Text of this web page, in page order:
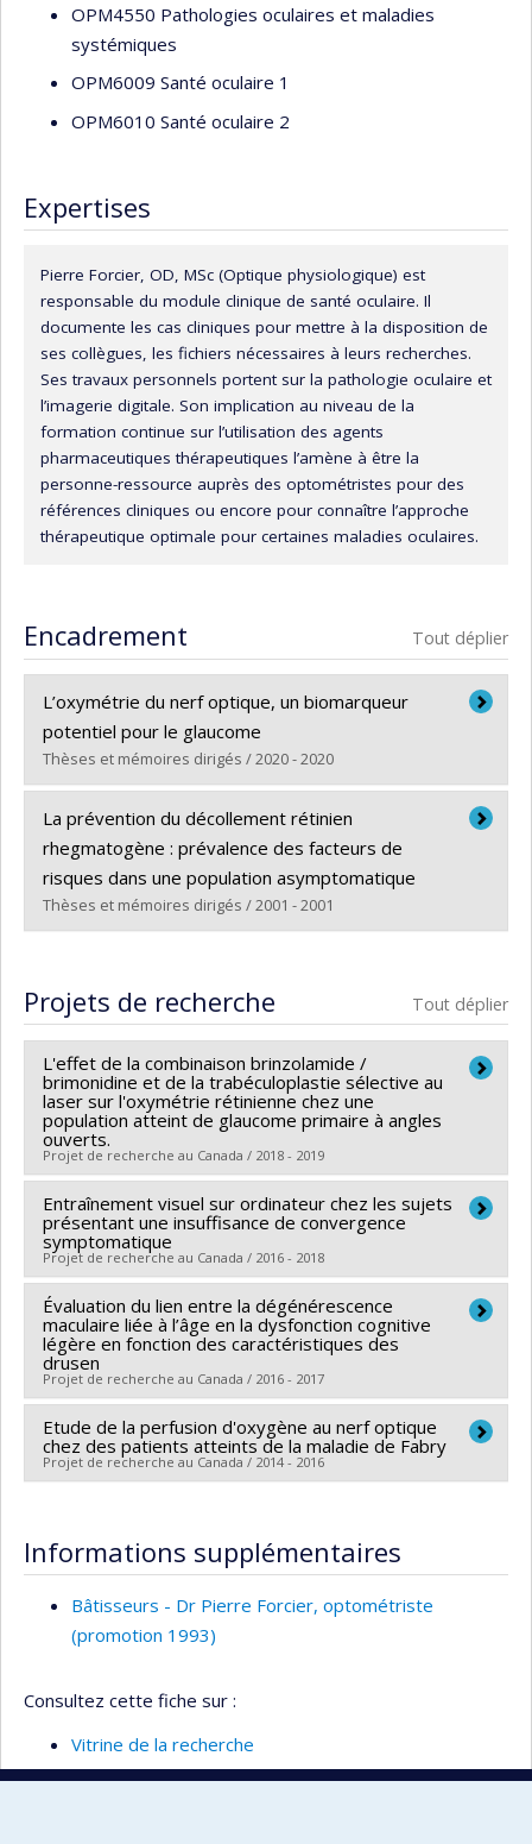
OPM4550 Pathologies oculaires et maladies
systémiques
OPM6009 Santé oculaire 1
OPM6010 Santé oculaire 2
Expertises
Pierre Forcier, OD, MSc (Optique physiologique) est
responsable du module clinique de santé oculaire. Il
documente les cas cliniques pour mettre à la disposition de
ses collègues, les fichiers nécessaires à leurs recherches.
Ses travaux personnels portent sur la pathologie oculaire et
l’imagerie digitale. Son implication au niveau de la
formation continue sur l’utilisation des agents
pharmaceutiques thérapeutiques l’amène à être la
personne-ressource auprès des optométristes pour des
références cliniques ou encore pour connaître l’approche
thérapeutique optimale pour certaines maladies oculaires.
Encadrement Tout déplier
L’oxymétrie du nerf optique, un biomarqueur
potentiel pour le glaucome
Thèses et mémoires dirigés / 2020 - 2020
Diplômé(e) :Messier, Kevin
Cycle :Maîtrise
Diplôme obtenu :M. Sc.
Lien vers le document dans Papyrus
La prévention du décollement rétinien
rhegmatogène : prévalence des facteurs de
risques dans une population asymptomatique
Thèses et mémoires dirigés / 2001 - 2001
Cycle :Maîtrise
Diplôme obtenu :M. Sc.
Lien vers le document dans Papyrus
Projets de recherche Tout déplier
L'effet de la combinaison brinzolamide /
brimonidine et de la trabéculoplastie sélective au
laser sur l'oxymétrie rétinienne chez une
population atteint de glaucome primaire à angles
ouverts.
Projet de recherche au Canada / 2018 - 2019
Chercheur principal : Pierre Forcier
Sources de financement :Fonds de fiducie des
optométristes canadiens pour l'éducation
Programmes de subvention :
Entraînement visuel sur ordinateur chez les sujets
présentant une insuffisance de convergence
symptomatique
Projet de recherche au Canada / 2016 - 2018
Chercheur principal : Marie-Ève Corbeil
Co-chercheurs : Pierre Forcier
Sources de financement :
optométristes canadiens pour l'éducation
Programmes de subvention :
Évaluation du lien entre la dégénérescence
maculaire liée à l’âge en la dysfonction cognitive
légère en fonction des caractéristiques des
drusen
Projet de recherche au Canada / 2016 - 2017
Chercheur principal : Olga Overbury
Co-chercheurs : Pierre Forcier,Julie-Andrée Marinier
Sources de financement :FRQS/Fonds de recherche
Programmes de subvention :PVXXXXXX-Recherches
sur la dégénérescence maculaire liée à l'âge (DMLA)
Etude de la perfusion d'oxygène au nerf optique
chez des patients atteints de la maladie de Fabry
Projet de recherche au Canada / 2014 - 2016
Co-chercheurs :
Vasile Diaconu
Pierre Forcier
nerf optique, et l'accumulation de substrat dans les
vaisseaux sanguins des patients atteints de Fabry.
aux contrastes qui se manifeste de façon unique à
chaque patient.
Informations supplémentaires
Bâtisseurs - Dr Pierre Forcier, optométriste
(promotion 1993)
Consultez cette fiche sur :
Vitrine de la recherche
Retour à la liste